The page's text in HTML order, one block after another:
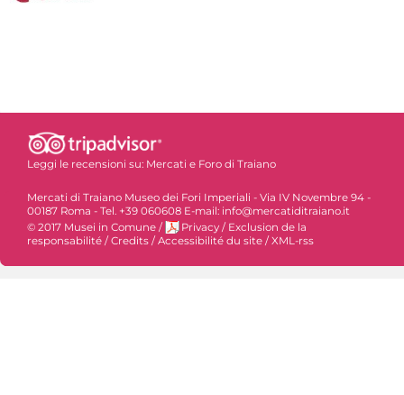
Leggi le recensioni su: Mercati e Foro di Traiano
Mercati di Traiano Museo dei Fori Imperiali - Via IV Novembre 94 -
00187 Roma - Tel. +39 060608 E-mail: info@mercatiditraiano.it
© 2017 Musei in Comune / Privacy / Exclusion de la
responsabilité / Credits / Accessibilité du site / XML-rss